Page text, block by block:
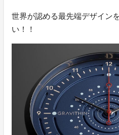
世界が認める最先端デザイン
い！！